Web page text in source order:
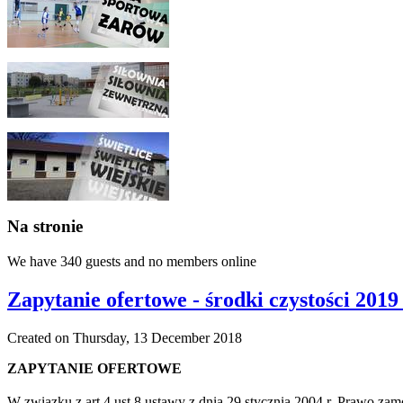
Na stronie
We have 340 guests and no members online
Zapytanie ofertowe - środki czystości 2019
Created on Thursday, 13 December 2018
ZAPYTANIE OFERTOWE